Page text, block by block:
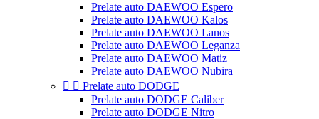
Prelate auto DAEWOO Espero
Prelate auto DAEWOO Kalos
Prelate auto DAEWOO Lanos
Prelate auto DAEWOO Leganza
Prelate auto DAEWOO Matiz
Prelate auto DAEWOO Nubira
  Prelate auto DODGE
Prelate auto DODGE Caliber
Prelate auto DODGE Nitro